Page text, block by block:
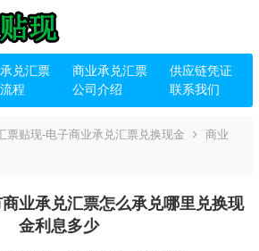
兑汇票 商业承兑汇票
供应链凭证
程 公司介绍 联系我们
票贴现-电子商业承兑汇票兑换现金
商业
业承兑汇票怎么承兑哪里兑换现
金利息多少